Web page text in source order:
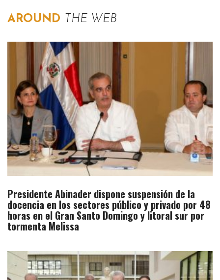
AROUND THE WEB
Presidente Abinader dispone suspensión de la
docencia en los sectores público y privado por 48
horas en el Gran Santo Domingo y litoral sur por
tormenta Melissa